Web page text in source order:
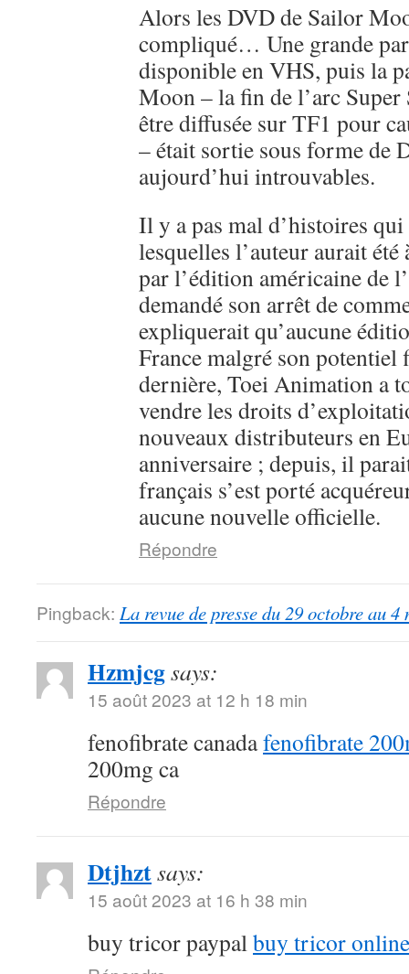
Alors les DVD de Sailor
compliqué… Une grande
disponible en VHS, puis la
Moon – la fin de l’arc Super
être diffusée sur TF1 pour
– était sortie sous forme de
aujourd’hui introuvables.
Il y a pas mal d’histoires
lesquelles l’auteur aurait
par l’édition américaine de
demandé son arrêt de
expliquerait qu’aucune
France malgré son potentiel
dernière, Toei Animation a
vendre les droits
nouveaux distributeurs en
anniversaire ; depuis, il
français s’est porté
aucune nouvelle officielle.
Répondre
Pingback: La revue de presse du 29 octobre au
Hzmjcgsays:
15 août 2023 at 12 h 18 min
fenofibrate canadafenofibrate
200mg ca
Répondre
Dtjhztsays:
15 août 2023 at 16 h 38 min
buy tricor paypalbuy tricor online